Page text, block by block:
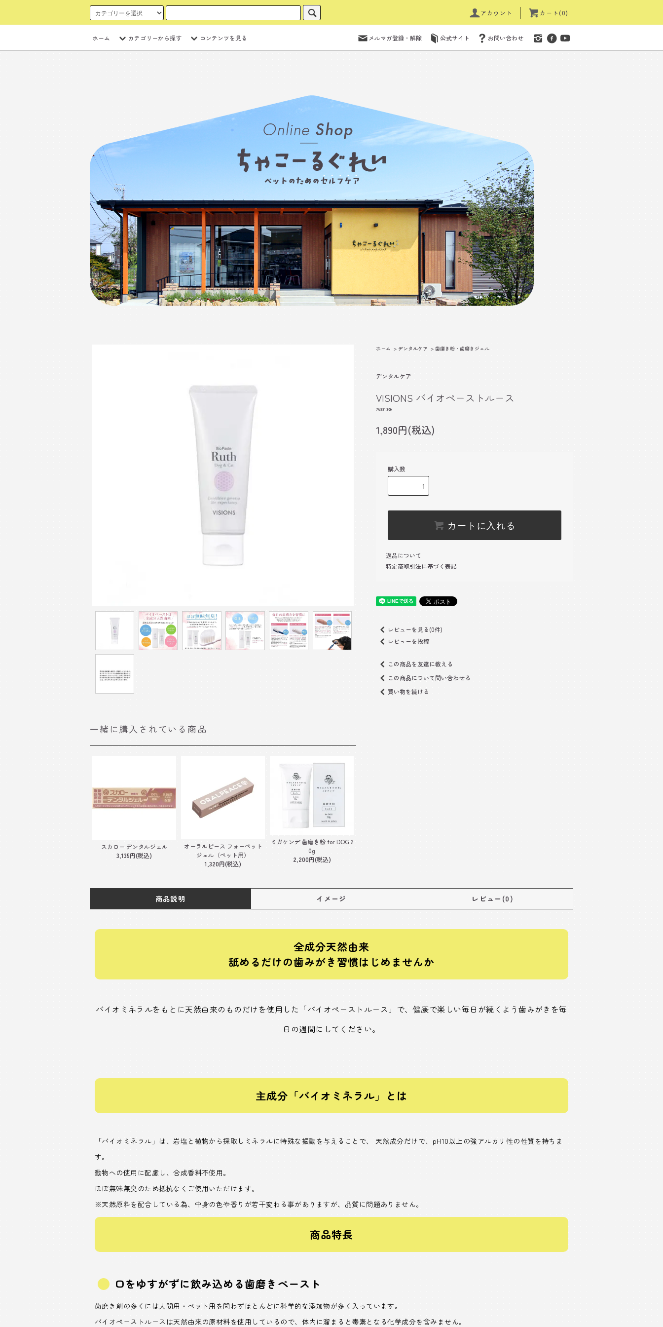
アカウント カート(0)
ホーム カテゴリーから探す コンテンツを見る メルマガ登録・解除 公式サイト お問い合わせ
一緒に購入されている商品
スカロー デンタルジェル
3,135円(税込)
オーラルピース フォーペット
ジェル（ペット用）
1,320円(税込)
ミガケンデ 歯磨き粉 for DOG 2
0g
2,200円(税込)
ホーム > デンタルケア > 歯磨き粉・歯磨きジェル
デンタルケア
VISIONS バイオペーストルース
26001036
1,890円(税込)
購入数
カートに入れる
返品について
特定商取引法に基づく表記
レビューを見る(0件)
レビューを投稿
この商品を友達に教える
この商品について問い合わせる
買い物を続ける
商品説明 イメージ レビュー(0)
全成分天然由来
舐めるだけの歯みがき習慣はじめませんか
バイオミネラルをもとに天然由来のものだけを使用した「バイオペーストルース」で、健康で楽しい毎日が続くよう歯みがきを毎
日の週間にしてください。
主成分「バイオミネラル」とは
「バイオミネラル」は、岩塩と植物から採取しミネラルに特殊な振動を与えることで、 天然成分だけで、pH10以上の強アルカリ性の性質を持ちま
す。
動物への使用に配慮し、合成香料不使用。
ほぼ無味無臭のため抵抗なくご使用いただけます。
※天然原料を配合している為、中身の色や香りが若干変わる事がありますが、品質に問題ありません。
商品特長
口をゆすがずに飲み込める歯磨きペースト
歯磨き剤の多くには人間用・ペット用を問わずほとんどに科学的な添加物が多く入っています。
バイオペーストルースは天然由来の原材料を使用しているので、体内に溜まると毒素となる化学成分を含みません。